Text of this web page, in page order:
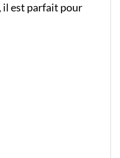
il est parfait pour